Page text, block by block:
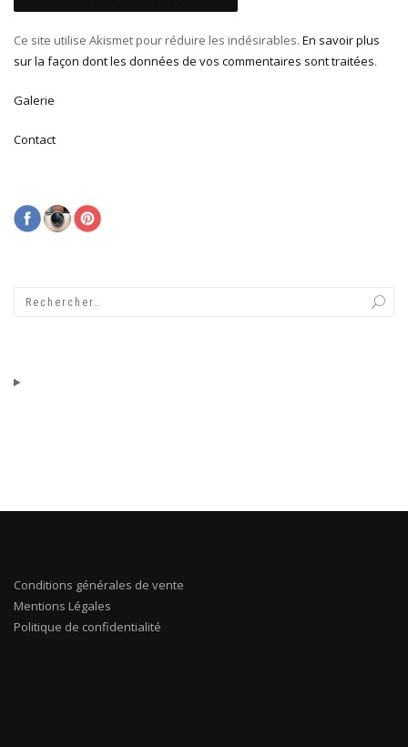
Ce site utilise Akismet pour réduire les indésirables. En savoir plus
sur la façon dont les données de vos commentaires sont traitées.
Galerie
Contact
Conditions générales de vente
Mentions Légales
Politique de confidentialité